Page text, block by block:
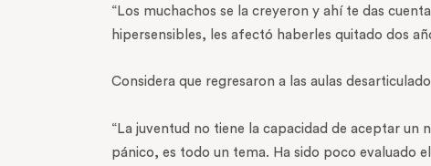
“Los muchachos se la creyeron y ahí te das
hipersensibles, les afectó haberles quitado dos
Considera que regresaron a las aulas
“La juventud no tiene la capacidad de aceptar
pánico, es todo un tema. Ha sido poco evaluado